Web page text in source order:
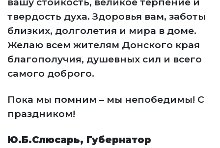
твердость духа. Здоровья вам, заботы
близких, долголетия и мира в доме.
Желаю всем жителям Донского края
благополучия, душевных сил и всего
самого доброго.
Пока мы помним – мы непобедимы! С
праздником!
Ю.Б.Слюсарь, Губернатор